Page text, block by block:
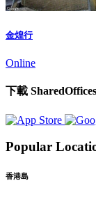
金煌行
Online
下載
Popular
香港島